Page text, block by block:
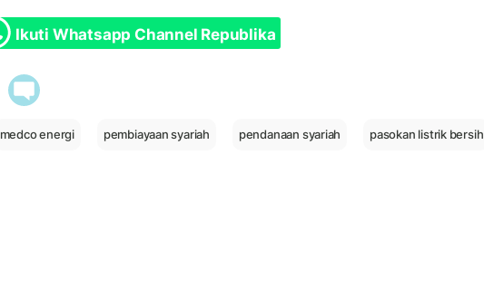
Ikuti Whatsapp Channel Republika
medco energi pembiayaan syariah pendanaan syariah pasokan listrik bersih